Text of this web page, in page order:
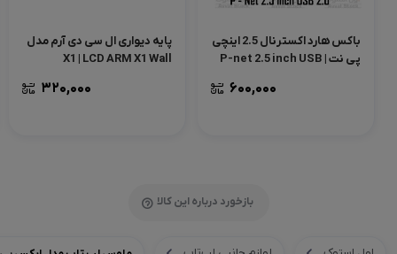
باکس هارد اکسترنال 2.5 اینچی
پی نت | P-net 2.5 inch USB
600,000
پایه دیواری ال سی دی آرم مدل
X1 | LCD ARM X1 Wall
320,000
بازخورد درباره این کالا